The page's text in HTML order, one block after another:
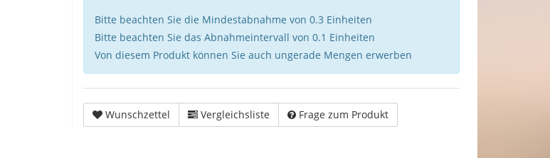
Bitte beachten Sie die Mindestabnahme von 0.3 Einheiten
Bitte beachten Sie das Abnahmeintervall von 0.1 Einheiten
Von diesem Produkt können Sie auch ungerade Mengen erwerben
Wunschzettel Vergleichsliste Frage zum Produkt